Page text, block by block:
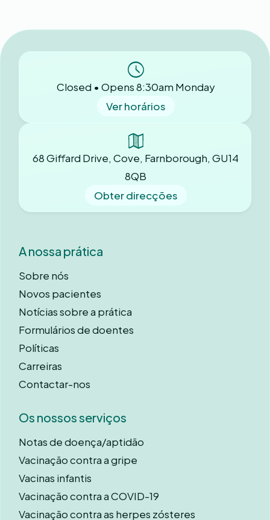
Closed • Opens 8:30am Monday
Ver horários
68 Giffard Drive, Cove, Farnborough, GU14
8QB
Obter direcções
A nossa prática
Sobre nós
Novos pacientes
Notícias sobre a prática
Formulários de doentes
Políticas
Carreiras
Contactar-nos
Os nossos serviços
Notas de doença/aptidão
Vacinação contra a gripe
Vacinas infantis
Vacinação contra a COVID-19
Vacinação contra as herpes zósteres